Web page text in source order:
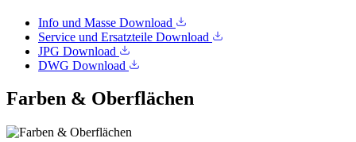
Info und Masse Download
Service und Ersatzteile Download
JPG Download
DWG Download
Farben & Oberflächen